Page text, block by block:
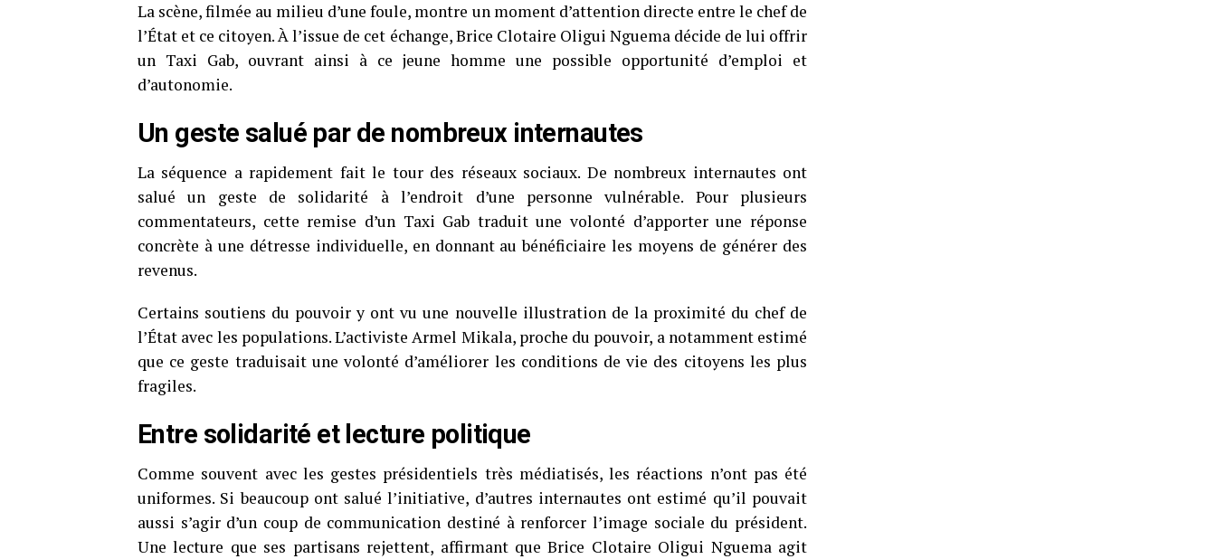
La scène, filmée au milieu d’une foule, montre un moment d’attention directe entre le chef de
l’État et ce citoyen. À l’issue de cet échange, Brice Clotaire Oligui Nguema décide de lui offrir
un Taxi Gab, ouvrant ainsi à ce jeune homme une possible opportunité d’emploi et
d’autonomie.
Un geste salué par de nombreux internautes
La séquence a rapidement fait le tour des réseaux sociaux. De nombreux internautes ont
salué un geste de solidarité à l’endroit d’une personne vulnérable. Pour plusieurs
commentateurs, cette remise d’un Taxi Gab traduit une volonté d’apporter une réponse
concrète à une détresse individuelle, en donnant au bénéficiaire les moyens de générer des
revenus.
Certains soutiens du pouvoir y ont vu une nouvelle illustration de la proximité du chef de
l’État avec les populations. L’activiste Armel Mikala, proche du pouvoir, a notamment estimé
que ce geste traduisait une volonté d’améliorer les conditions de vie des citoyens les plus
fragiles.
Entre solidarité et lecture politique
Comme souvent avec les gestes présidentiels très médiatisés, les réactions n’ont pas été
uniformes. Si beaucoup ont salué l’initiative, d’autres internautes ont estimé qu’il pouvait
aussi s’agir d’un coup de communication destiné à renforcer l’image sociale du président.
Une lecture que ses partisans rejettent, affirmant que Brice Clotaire Oligui Nguema agit